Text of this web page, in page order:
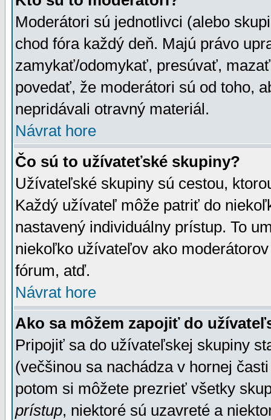
Moderátori sú jednotlivci (alebo
chod fóra každý deň. Majú právo
zamykať/odomykať, presúvať,
povedať, že moderátori sú od toho,
nepridávali otravný materiál.
Návrat hore
Čo sú to užívateťské skupiny?
Užívateľské skupiny sú cestou,
Každý užívateľ môže patriť do
nastavený individuálny prístup. To
niekoľko užívateľov ako
fórum, atď.
Návrat hore
Ako sa môžem zapojiť do
Pripojiť sa do užívateľskej skupiny
(večšinou sa nachádza v hornej
potom si môžete prezrieť všetky
prístup, niektoré sú uzavreté a